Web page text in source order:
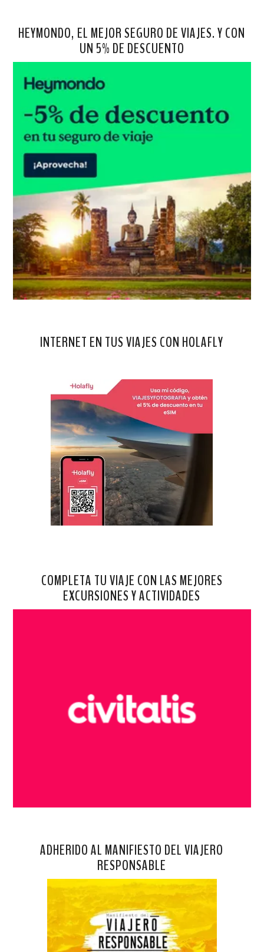
HEYMONDO, EL MEJOR SEGURO DE VIAJES. Y CON
UN 5% DE DESCUENTO
INTERNET EN TUS VIAJES CON HOLAFLY
COMPLETA TU VIAJE CON LAS MEJORES
EXCURSIONES Y ACTIVIDADES
ADHERIDO AL MANIFIESTO DEL VIAJERO
RESPONSABLE